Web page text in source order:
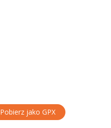
Pobierz jako GPX